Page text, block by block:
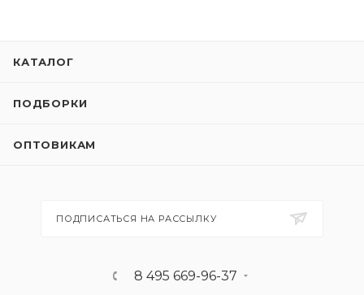
КАТАЛОГ
ПОДБОРКИ
ОПТОВИКАМ
ПОДПИСАТЬСЯ НА РАССЫЛКУ
8 495 669-96-37